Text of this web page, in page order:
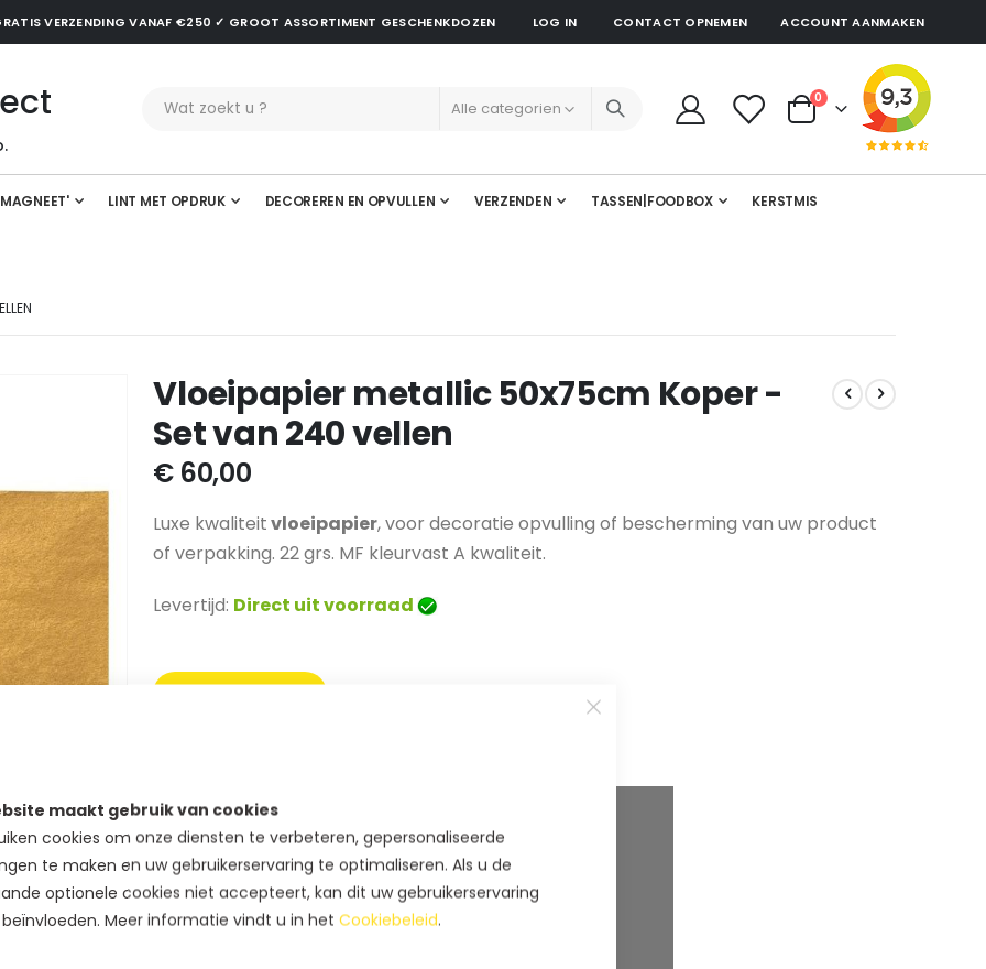
maakt gebruik van cookies
cookies om onze diensten te verbeteren, gepersonaliseerde
te maken en uw gebruikerservaring te optimaliseren. Als u de
optionele cookies niet accepteert, kan dit uw gebruikerservaring
Meer informatie vindt u in het Cookiebeleid.
VERZENDING VANAF €250 ✓ GROOT ASSORTIMENT GESCHENKDOZEN LOG IN CONTACT OPNEMEN ACCOUNT AANMAKEN
Cart
0producten
LINT MET OPDRUK DECOREREN EN OPVULLEN VERZENDEN TASSEN|FOODBOX KERSTMIS
Vloeipapier metallic 50x75cm Koper -
Set van 240 vellen
€ 60,00
Luxe kwaliteitvloeipapier, voor decoratie opvulling of bescherming van uw product
of verpakking. 22 grs. MF kleurvast A kwaliteit.
Levertijd: Direct uit voorraad
BEKIJK PRIJS
Extra staffelkorting
Koop 2 voor€ 57,00 enbespaar
Koop 5 voor€ 55,20 enbespaar
Koop 10 voor € 54,00 en